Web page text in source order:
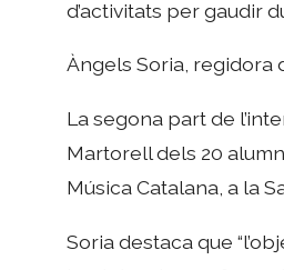
d’activitats per gaudir
Àngels Soria, regidora
La segona part de
Martorell dels 20
Música Catalana, a la
Soria destaca que